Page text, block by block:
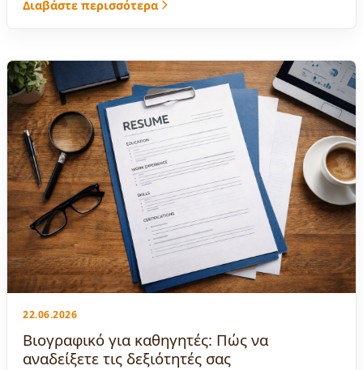
Διαβάστε περισσότερα
22.06.2026
Βιογραφικό για καθηγητές: Πώς να
αναδείξετε τις δεξιότητές σας